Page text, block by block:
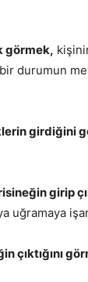
görmek,
durumun
girdiğini
girip
uğramaya
çıktığını